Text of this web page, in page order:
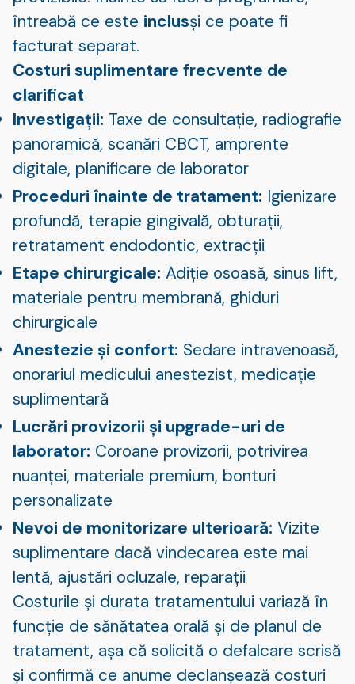
întreabă ce este inclusși ce poate fi
facturat separat.
Costuri suplimentare frecvente de
clarificat
Investigații: Taxe de consultație, radiografie
panoramică, scanări CBCT, amprente
digitale, planificare de laborator
Proceduri înainte de tratament: Igienizare
profundă, terapie gingivală, obturații,
retratament endodontic, extracții
Etape chirurgicale: Adiție osoasă, sinus lift,
materiale pentru membrană, ghiduri
chirurgicale
Anestezie și confort: Sedare intravenoasă,
onorariul medicului anestezist, medicație
suplimentară
Lucrări provizorii și upgrade-uri de
laborator: Coroane provizorii, potrivirea
nuanței, materiale premium, bonturi
personalizate
Nevoi de monitorizare ulterioară: Vizite
suplimentare dacă vindecarea este mai
lentă, ajustări ocluzale, reparații
Costurile și durata tratamentului variază în
funcție de sănătatea orală și de planul de
tratament, așa că solicită o defalcare scrisă
și confirmă ce anume declanșează costuri